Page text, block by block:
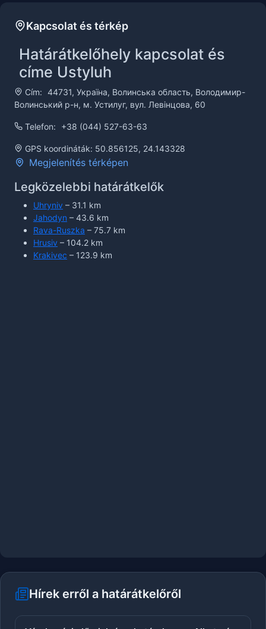
Kapcsolat és térkép
Határátkelőhely kapcsolat és
címe Ustyluh
Cím: 44731, Україна, Волинська область, Володимир-
Волинський р-н, м. Устилуг, вул. Левінцова, 60
Telefon: +38 (044) 527-63-63
GPS koordináták: 50.856125, 24.143328
Megjelenítés térképen
Legközelebbi határátkelők
Uhryniv – 31.1 km
Jahodyn – 43.6 km
Rava-Ruszka – 75.7 km
Hrusiv – 104.2 km
Krakivec – 123.9 km
Hírek erről a határátkelőről